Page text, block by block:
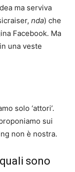
ma serviva
nda) che
Facebook. Ma
una veste
solo ‘attori’.
sui
non è nostra.
sono